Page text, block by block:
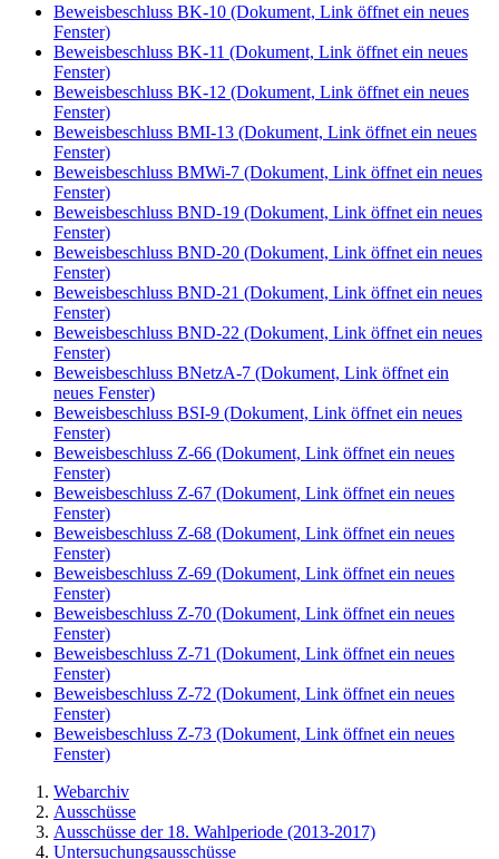
Beweisbeschluss BK-10 (Dokument, Link öffnet ein neues
Fenster)
Beweisbeschluss BK-11 (Dokument, Link öffnet ein neues
Fenster)
Beweisbeschluss BK-12 (Dokument, Link öffnet ein neues
Fenster)
Beweisbeschluss BMI-13 (Dokument, Link öffnet ein neues
Fenster)
Beweisbeschluss BMWi-7 (Dokument, Link öffnet ein neues
Fenster)
Beweisbeschluss BND-19 (Dokument, Link öffnet ein neues
Fenster)
Beweisbeschluss BND-20 (Dokument, Link öffnet ein neues
Fenster)
Beweisbeschluss BND-21 (Dokument, Link öffnet ein neues
Fenster)
Beweisbeschluss BND-22 (Dokument, Link öffnet ein neues
Fenster)
Beweisbeschluss BNetzA-7 (Dokument, Link öffnet ein
neues Fenster)
Beweisbeschluss BSI-9 (Dokument, Link öffnet ein neues
Fenster)
Beweisbeschluss Z-66 (Dokument, Link öffnet ein neues
Fenster)
Beweisbeschluss Z-67 (Dokument, Link öffnet ein neues
Fenster)
Beweisbeschluss Z-68 (Dokument, Link öffnet ein neues
Fenster)
Beweisbeschluss Z-69 (Dokument, Link öffnet ein neues
Fenster)
Beweisbeschluss Z-70 (Dokument, Link öffnet ein neues
Fenster)
Beweisbeschluss Z-71 (Dokument, Link öffnet ein neues
Fenster)
Beweisbeschluss Z-72 (Dokument, Link öffnet ein neues
Fenster)
Beweisbeschluss Z-73 (Dokument, Link öffnet ein neues
Fenster)
Webarchiv
Ausschüsse
Ausschüsse der 18. Wahlperiode (2013-2017)
Untersuchungsausschüsse